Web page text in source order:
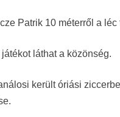
Patrik 10 méterről a léc
láthat a közönség.
került óriási